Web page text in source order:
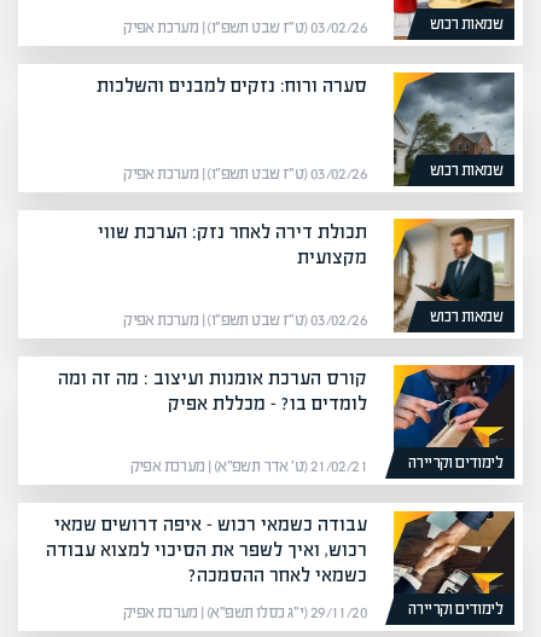
שמאות רכוש 03/02/26 (ט״ז שבט תשפ״ו) | מערכת אפיק
שמאות רכוש
סערה ורוח: נזקים למבנים והשלכות
03/02/26 (ט״ז שבט תשפ״ו) | מערכת אפיק
שמאות רכוש
תכולת דירה לאחר נזק: הערכת שווי
מקצועית
03/02/26 (ט״ז שבט תשפ״ו) | מערכת אפיק
לימודים וקריירה
קורס הערכת אומנות ועיצוב : מה זה ומה
לומדים בו? – מכללת אפיק
21/02/21 (ט׳ אדר תשפ״א) | מערכת אפיק
לימודים וקריירה
עבודה כשמאי רכוש – איפה דרושים שמאי
רכוש, ואיך לשפר את הסיכוי למצוא עבודה
כשמאי לאחר ההסמכה?
29/11/20 (י״ג כסלו תשפ״א) | מערכת אפיק